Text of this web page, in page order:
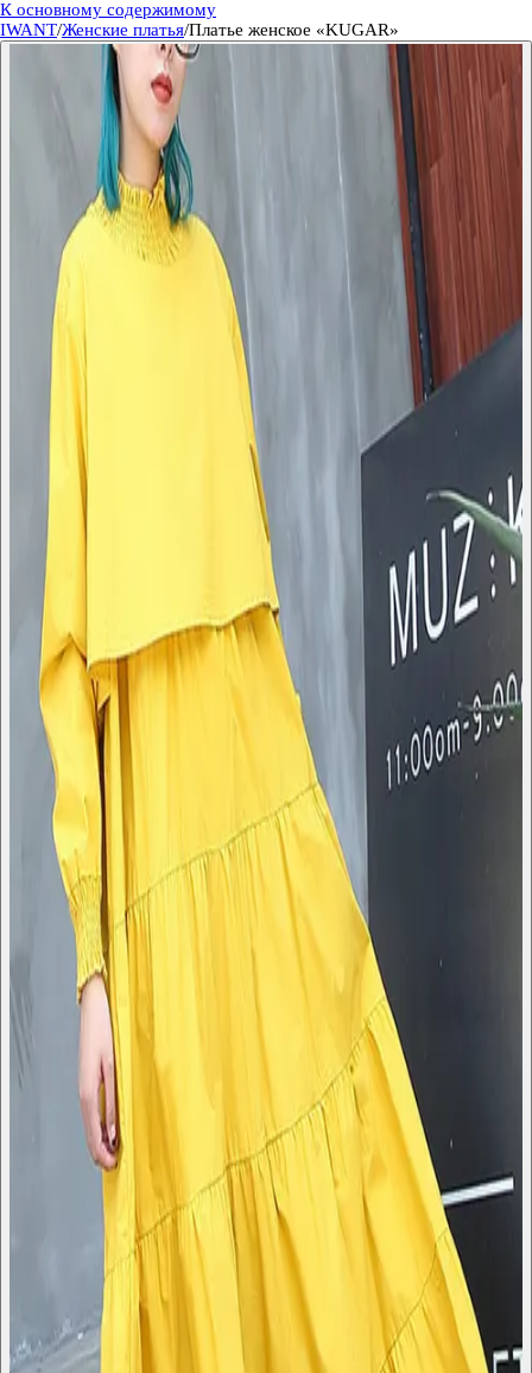
К основному содержимому
IWANT/Женские платья/Платье женское «KUGAR»